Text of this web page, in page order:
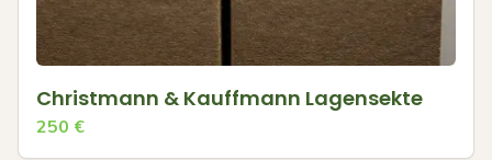
Christmann & Kauffmann Lagensekte
250 €